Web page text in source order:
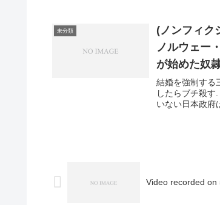
未分類
(ノンフィク
ノルウェー
が始めた奴
結婚を強制する
したらブチ殺
いない日本政府
Video recorded on